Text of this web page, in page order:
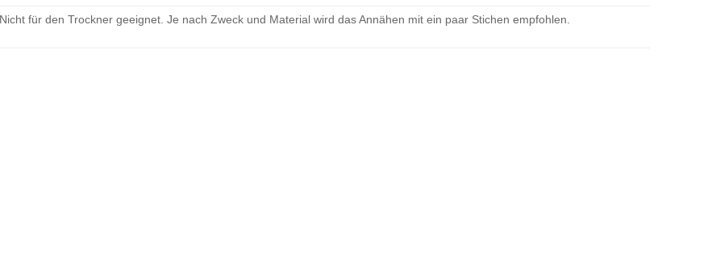
für den Trockner geeignet. Je nach Zweck und Material wird das Annähen mit ein paar Stichen empfohlen.